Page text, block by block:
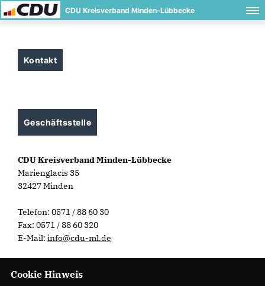
CDU Kreisverband Minden-Lübbecke
Kontakt
Geschäftsstelle
CDU Kreisverband Minden-Lübbecke
Marienglacis 35
32427 Minden
Telefon: 0571 / 88 60 30
Fax: 0571 / 88 60 320
E-Mail: info@cdu-ml.de
Cookie Hinweis